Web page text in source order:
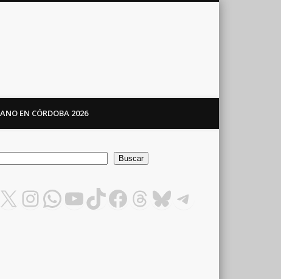
EN CÓRDOBA 2026
Buscar
X Instagram
WhatsApp
YouTube
TikTok
Facebook
Threads
Bluesky
Telegram